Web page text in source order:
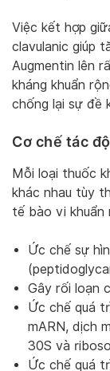
Việc kết hợp
clavulanic giúp
Augmentin lên
kháng khuẩn
chống lại sự đề
Cơ chế tác
Mỗi loại thuốc
khác nhau tùy
tế bào vi khuẩn
Ức chế sự
Gây rối loạn
Ức chế quá
mARN, dịch
30S và
Ức chế quá